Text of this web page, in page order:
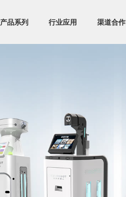
产品系列 行业应用 渠道合作